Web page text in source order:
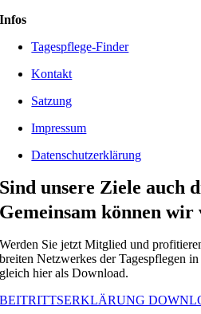
Infos
Tagespflege-Finder
Kontakt
Satzung
Impressum
Datenschutzerklärung
Sind unsere Ziele auch
Gemeinsam können
Werden Sie jetzt Mitglied und
breiten Netzwerkes der Tagespflegen
gleich hier als Download.
BEITRITTSERKLÄRUNG